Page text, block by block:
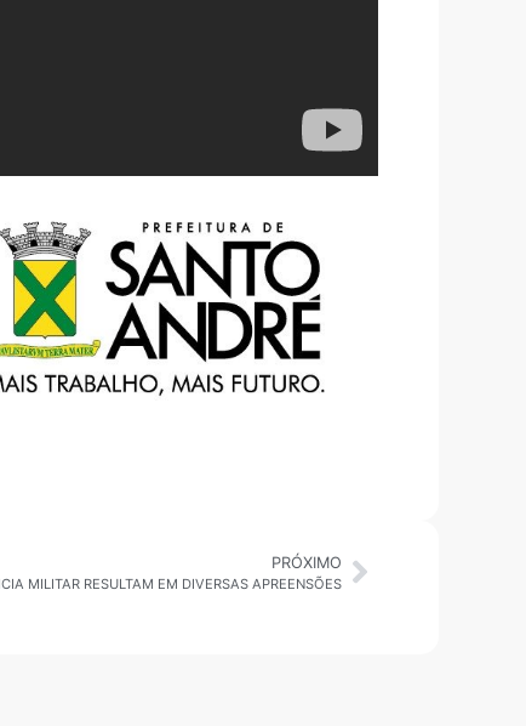
PRÓXIMO
MILITAR RESULTAM EM DIVERSAS APREENSÕES